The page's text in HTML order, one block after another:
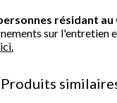
résidant au
sur l'entretien
Produits